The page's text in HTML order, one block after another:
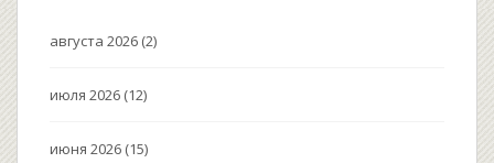
августа 2026 (2)
июля 2026 (12)
июня 2026 (15)